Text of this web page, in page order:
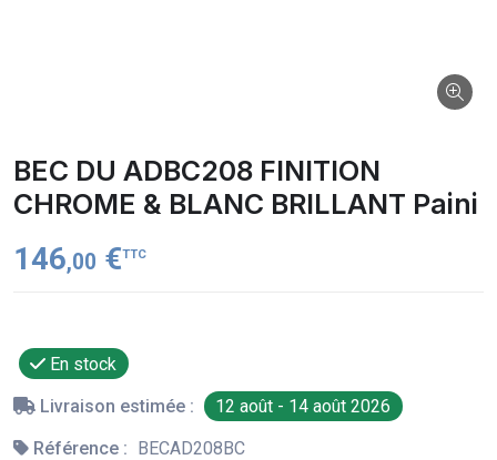
BEC DU ADBC208 FINITION
CHROME & BLANC BRILLANT Paini
146,00 €TTC
En stock
Livraison estimée :
12 août - 14 août 2026
Référence : BECAD208BC